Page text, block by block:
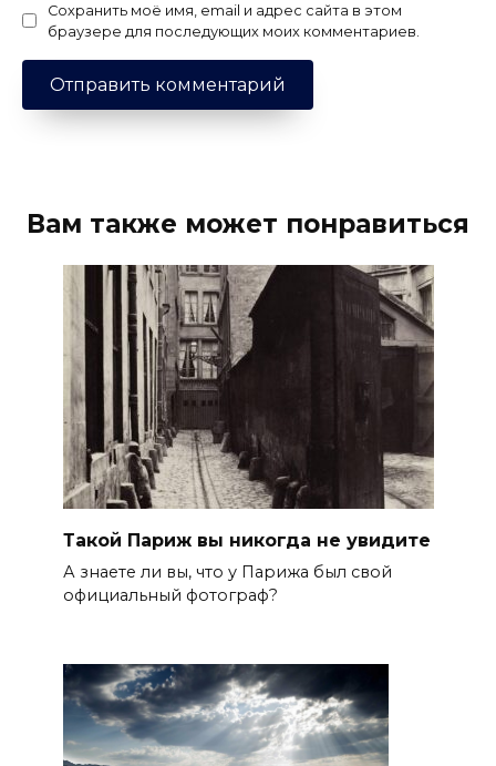
Сохранить моё имя, email и адрес сайта в этом
браузере для последующих моих комментариев.
Вам также может понравиться
Такой Париж вы никогда не увидите
А знаете ли вы, что у Парижа был свой
официальный фотограф?